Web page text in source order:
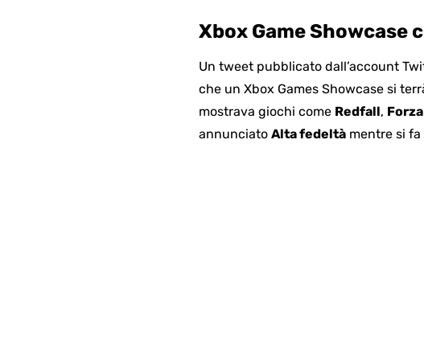
Xbox Game Showcase
Un tweet pubblicato dall’account
che un Xbox Games Showcase si
mostrava giochi come Redfall,
annunciato Alta fedeltà mentre si